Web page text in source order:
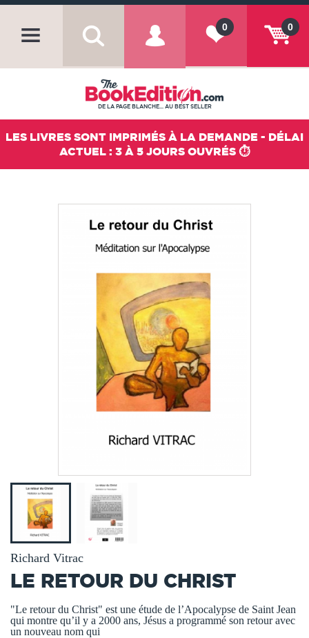
0
0
DE LA PAGE BLANCHE... AU BEST SELLER
LES LIVRES SONT IMPRIMÉS À LA DEMANDE - DÉLAI
ACTUEL : 3 À 5 JOURS OUVRÉS ⏱️
Richard Vitrac
LE RETOUR DU CHRIST
"Le retour du Christ" est une étude de l’Apocalypse de Saint Jean
qui montre qu’il y a 2000 ans, Jésus a programmé son retour avec
un nouveau nom qui